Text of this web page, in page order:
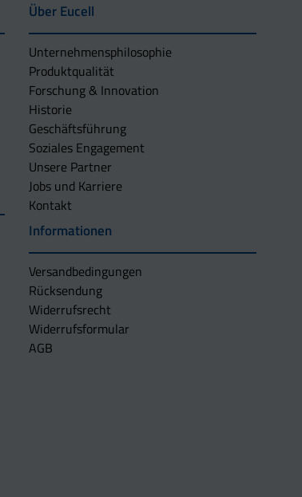
Über Eucell
Unternehmens­philosophie
Produktqualität
Forschung & Innovation
Historie
Geschäftsführung
Soziales Engagement
Unsere Partner
Jobs und Karriere
Kontakt
Informationen
Versandbedingungen
Rücksendung
Widerrufsrecht
Widerrufsformular
AGB